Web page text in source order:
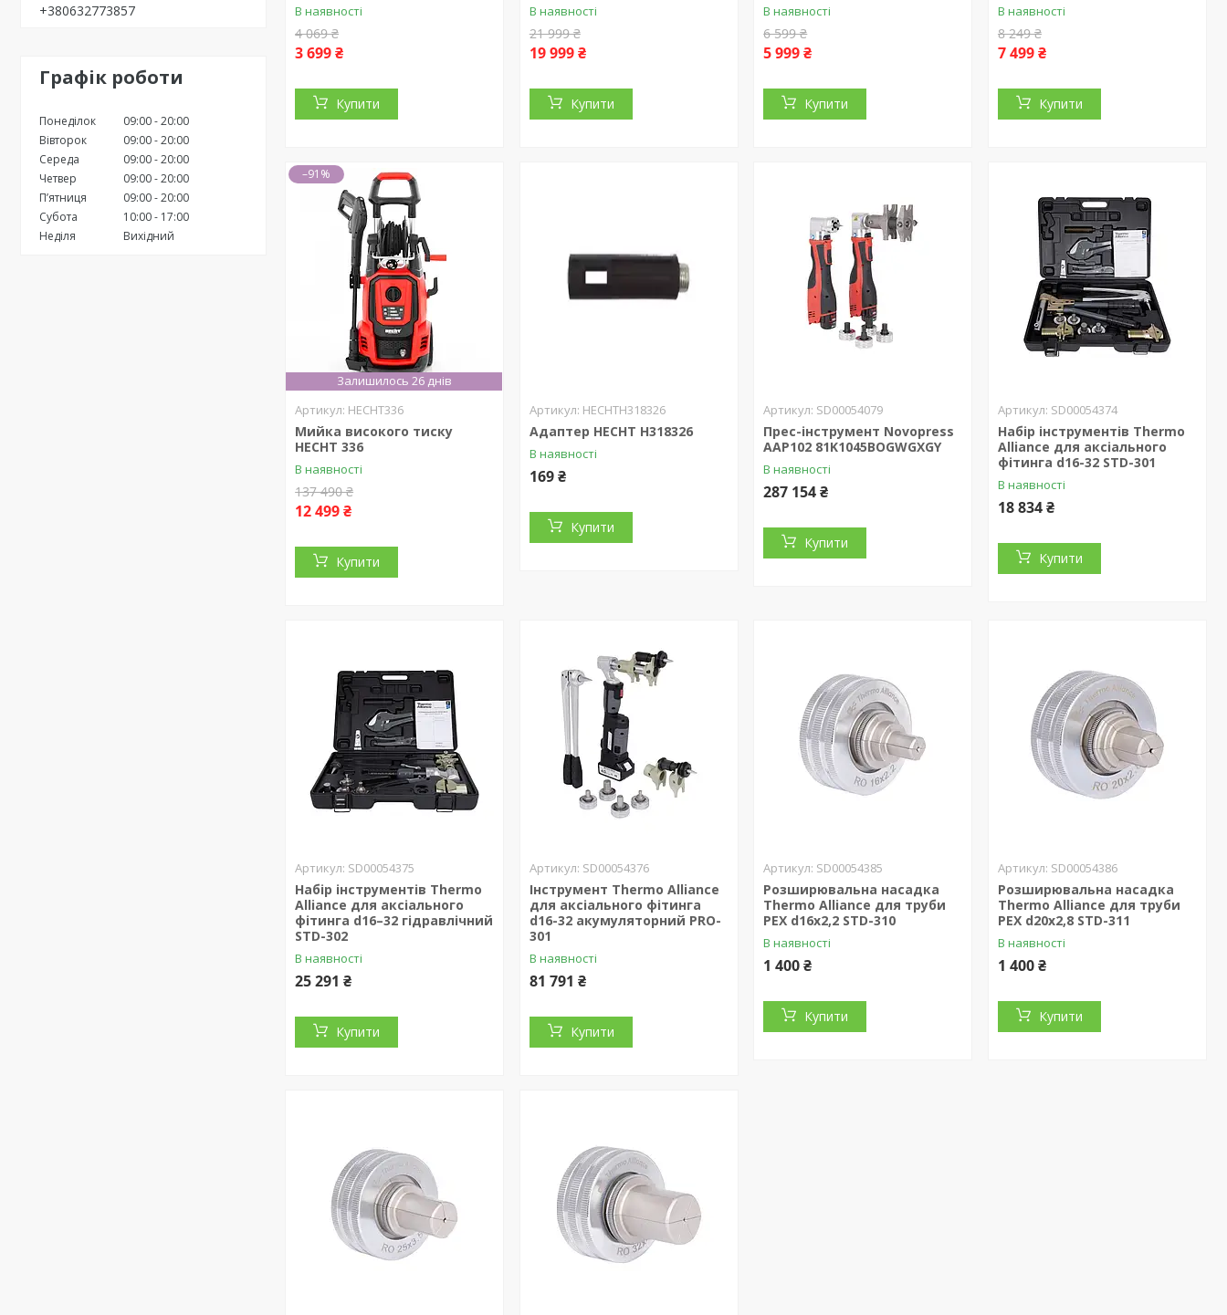
+380632773857
Графік роботи
Понеділок 09:00 20:00
Вівторок
09:00 20:00
Середа
09:00 20:00
Четвер
09:00 20:00
Пʼятниця
09:00 20:00
Субота
10:00
17:00
Неділя
Вихідний
В наявності
4 069 ₴
3 699 ₴
Купити
В наявності
21 999 ₴
19 999 ₴
Купити
В наявності
6 599 ₴
5 999 ₴
Купити
В наявності
8 249 ₴
7 499 ₴
Купити
–91%
Залишилось 26 днів
HECHT336
Мийка високого тиску
HECHT 336
В наявності
137 490 ₴
12 499 ₴
Купити
HECHTH318326
Адаптер HECHT H318326
В наявності
169 ₴
Купити
SD00054079
Прес-інструмент Novopress
AAP102 81K1045BOGWGXGY
В наявності
287 154 ₴
Купити
SD00054374
Набір інструментів Thermo
Alliance для аксіального
фітинга d16-32 STD-301
В наявності
18 834 ₴
Купити
SD00054375
Набір інструментів Thermo
Alliance для аксіального
фітинга d16–32 гідравлічний
STD-302
В наявності
25 291 ₴
Купити
SD00054376
Інструмент Thermo Alliance
для аксіального фітинга
d16-32 акумуляторний PRO-
301
В наявності
81 791 ₴
Купити
SD00054385
Розширювальна насадка
Thermo Alliance для труби
PEX d16х2,2 STD-310
В наявності
1 400 ₴
Купити
SD00054386
Розширювальна насадка
Thermo Alliance для труби
PEX d20х2,8 STD-311
В наявності
1 400 ₴
Купити